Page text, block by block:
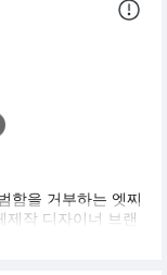
함을 거부하는 엣찌
제작 디자이너 브랜